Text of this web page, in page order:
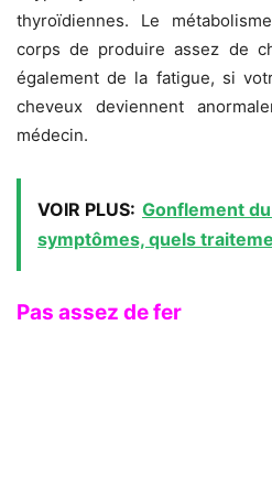
thyroïdiennes. Le
corps de produire assez de
également de la fatigue, si
cheveux deviennent
médecin.
VOIR PLUS: Gonflement
symptômes, quels
Pas assez de fer